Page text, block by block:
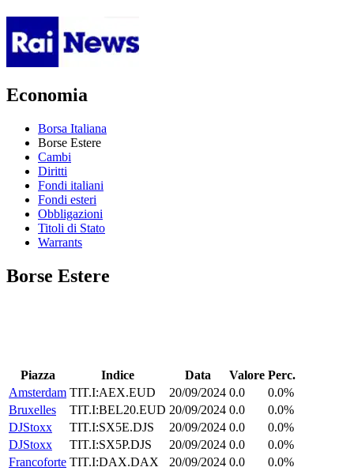
Economia
Borsa Italiana
Borse Estere
Cambi
Diritti
Fondi italiani
Fondi esteri
Obbligazioni
Titoli di Stato
Warrants
Borse Estere
Piazza Indice Data Valore Perc.
Amsterdam TIT.I:AEX.EUD 20/09/2024 0.0
0.0%
Bruxelles
TIT.I:BEL20.EUD 20/09/2024 0.0
0.0%
DJStoxx
TIT.I:SX5E.DJS 20/09/2024 0.0
0.0%
DJStoxx
TIT.I:SX5P.DJS 20/09/2024 0.0
0.0%
Francoforte TIT.I:DAX.DAX 20/09/2024 0.0
0.0%